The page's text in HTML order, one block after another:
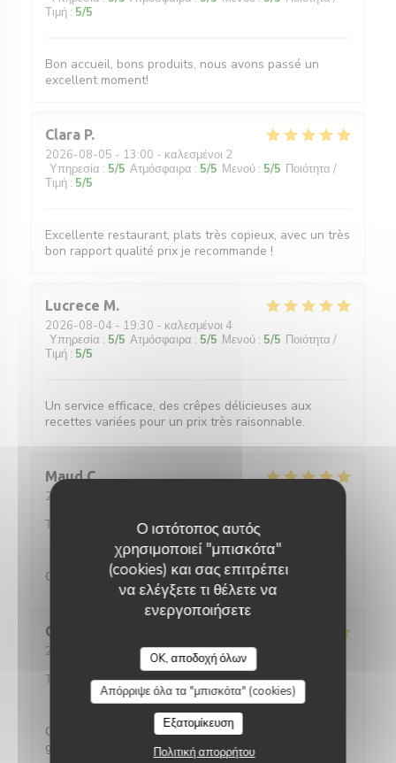
Ο ιστότοπος αυτός
χρησιμοποιεί "μπισκότα"
(cookies) και σας επιτρέπει
να ελέγξετε τι θέλετε να
ενεργοποιήσετε
OK, αποδοχή όλων
Απόρριψε όλα τα "μπισκότα" (cookies)
Εξατομίκευση
Πολιτική απορρήτου
Τιμή : 5/5
Bon accueil, bons produits, nous avons passé un
excellent moment!
Clara P
2026-08-05 - 13:00 - καλεσμένοι 2
Υπηρεσία : 5/5 Ατμόσφαιρα : 5/5 Μενού : 5/5 Ποιότητα /
Τιμή : 5/5
Excellente restaurant, plats très copieux, avec un très
bon rapport qualité prix je recommande !
Lucrece M
2026-08-04 - 19:30 - καλεσμένοι 4
Υπηρεσία : 5/5 Ατμόσφαιρα : 5/5 Μενού : 5/5 Ποιότητα /
Τιμή : 5/5
Un service efficace, des crêpes délicieuses aux
recettes variées pour un prix très raisonnable.
Maud C
2026-08-01
Τιμή
Galettes et crêpes très généreuses (en garnitures)
Quentin
2026-07-31
- 20:00 - καλεσμένοι 4
Ατμόσφαιρα:5/5 Μενού:
Τιμή
/5
Comme d'habitude ! Un vrai délice avec des portions
généreuses !